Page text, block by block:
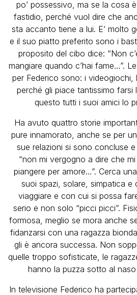
po’ possessivo, ma se la cosa
fastidio, perché vuol dire che
sta accanto tiene a lui. E’ molto
e il suo piatto preferito sono i
proposito del cibo dice: “Non
mangiare quando c’hai fame…”.
per Federico sono: i videogiochi,
perché gli piace tantissimo farsi
questo tutti i suoi amici lo
Ha avuto quattro storie
pure innamorato, anche se per
sue relazioni si sono concluse
“non mi vergogno a dire che
piangere per amore…”. Cerca
suoi spazi, solare, simpatica e
viaggiare e con cui si possa
serio e non solo “picci picci”.
formosa, meglio se mora anche
fidanzarsi con una ragazza
gli è ancora successa. Non
quelle troppo sofisticate, le
hanno la puzza sotto al
In televisione Federico ha